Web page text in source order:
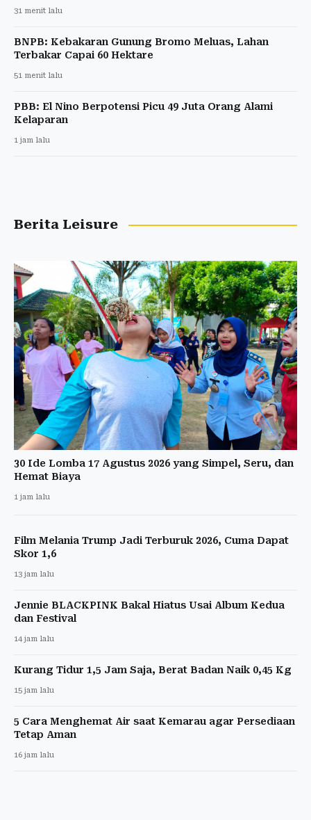
31 menit lalu
BNPB: Kebakaran Gunung Bromo Meluas, Lahan
Terbakar Capai 60 Hektare
51 menit lalu
PBB: El Nino Berpotensi Picu 49 Juta Orang Alami
Kelaparan
1 jam lalu
Berita Leisure
30 Ide Lomba 17 Agustus 2026 yang Simpel, Seru, dan
Hemat Biaya
1 jam lalu
Film Melania Trump Jadi Terburuk 2026, Cuma Dapat
Skor 1,6
13 jam lalu
Jennie BLACKPINK Bakal Hiatus Usai Album Kedua
dan Festival
14 jam lalu
Kurang Tidur 1,5 Jam Saja, Berat Badan Naik 0,45 Kg
15 jam lalu
5 Cara Menghemat Air saat Kemarau agar Persediaan
Tetap Aman
16 jam lalu